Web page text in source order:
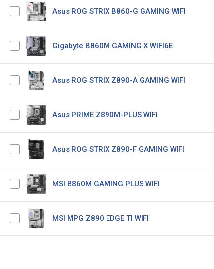
Asus ROG STRIX B860-G GAMING WIFI
Gigabyte B860M GAMING X WIFI6E
Asus ROG STRIX Z890-A GAMING WIFI
Asus PRIME Z890M-PLUS WIFI
Asus ROG STRIX Z890-F GAMING WIFI
MSI B860M GAMING PLUS WIFI
MSI MPG Z890 EDGE TI WIFI